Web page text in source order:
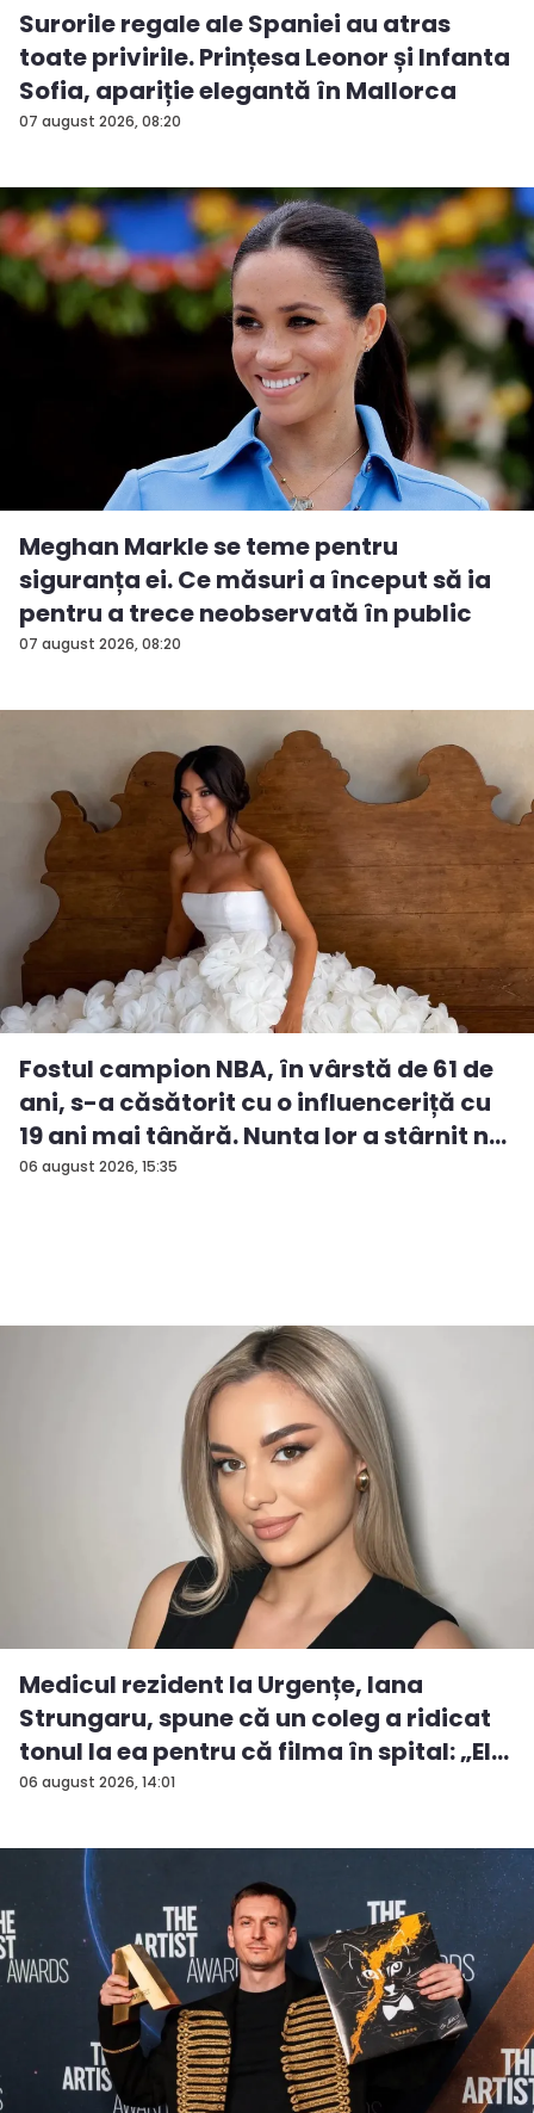
07 august 2026, 08:20
Surorile regale ale Spaniei au atras
toate privirile. Prințesa Leonor și Infanta
Sofia, apariție elegantă în Mallorca
07 august 2026, 08:20
Meghan Markle se teme pentru
siguranța ei. Ce măsuri a început să ia
pentru a trece neobservată în public
06 august 2026, 15:35
Fostul campion NBA, în vârstă de 61 de
ani, s-a căsătorit cu o influenceriță cu
19 ani mai tânără. Nunta lor a stârnit n...
06 august 2026, 14:01
Medicul rezident la Urgențe, Iana
Strungaru, spune că un coleg a ridicat
tonul la ea pentru că filma în spital: „El
a...